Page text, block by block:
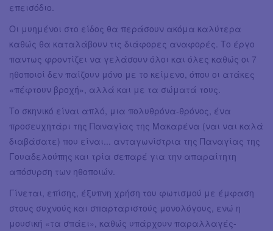
επεισόδιο.
Οι μυημένοι στο είδος θα περάσουν ακόμα καλύτερα
καθώς θα καταλάβουν τις διάφορες αναφορές. Το έργο
παντως φροντίζει να γελάσουν όλοι και όλες καθώς οι 7
ηθοποιοί δεν παίζουν μόνο με το κείμενο, όπου οι ατάκες
«πέφτουν βροχή», αλλά και με τα σώματά τους.
Το σκηνικό είναι απλό, μια πολυθρόνα-θρόνος, ένα
προσευχητάρι της Παναγίας της Μακαρένα (ναι ναι καλά
διαβάσατε) που είναι... ανταγωνίστρια της Παναγίας της
Γουαδελούπης και τρία σεπαρέ για την απαραίτητη
απόσυρση των ηθοποιών.
Γίνεται, επίσης, έξυπνη χρήση του φωτισμού με έμφαση
στους συχνούς και σπαρταριστούς μονολόγους, ενώ η
μουσική «τα σπάει», καθώς υπάρχουν παραλλαγές-